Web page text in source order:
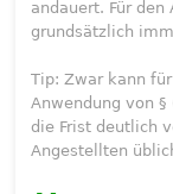
andauert. Für
grundsätzlich
Tip: Zwar kann
Anwendung von
die Frist deutlich
Angestellten